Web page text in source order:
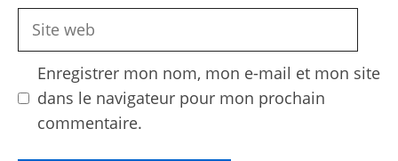
Site
Enregistrer mon nom, mon e-mail et mon site
dans le navigateur pour mon prochain
commentaire.